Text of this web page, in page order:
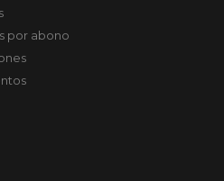
por abono